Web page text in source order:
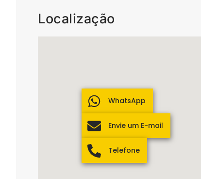
Localização
WhatsApp
Envie um E-mail
Telefone